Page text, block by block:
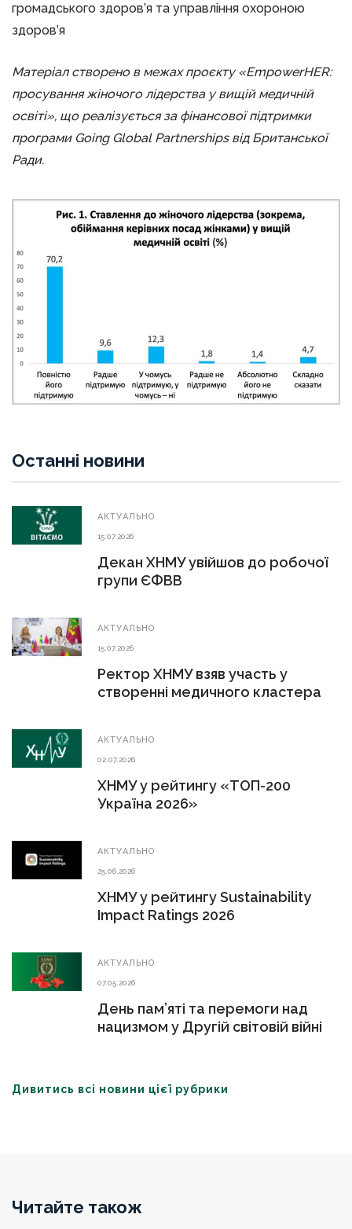
громадського здоров’я та управління охороною
здоров’я
Матеріал створено в межах проєкту «EmpowerHER:
просування жіночого лідерства у вищій медичній
освіті», що реалізується за фінансової підтримки
програми Going Global Partnerships від Британської
Ради.
Останні новини
АКТУАЛЬНО
15.07.2026
Декан ХНМУ увійшов до робочої
групи ЄФВВ
АКТУАЛЬНО
15.07.2026
Ректор ХНМУ взяв участь у
створенні медичного кластера
АКТУАЛЬНО
02.07.2026
ХНМУ у рейтингу «ТОП-200
Україна 2026»
АКТУАЛЬНО
25.06.2026
ХНМУ у рейтингу Sustainability
Impact Ratings 2026
АКТУАЛЬНО
07.05.2026
День пам’яті та перемоги над
нацизмом у Другій світовій війні
Дивитись всі новини цієї рубрики
Читайте також